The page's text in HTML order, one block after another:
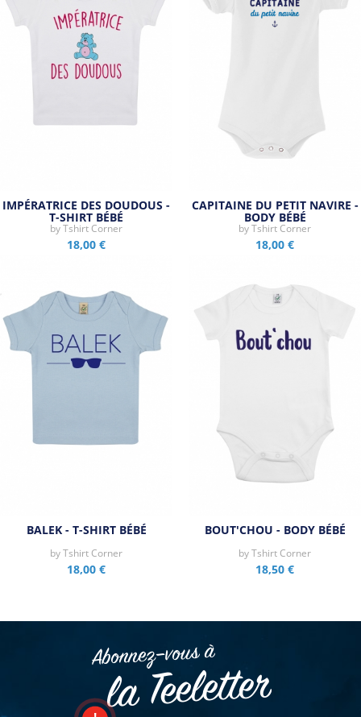
IMPÉRATRICE DES DOUDOUS -
T-SHIRT BÉBÉ
byTshirt Corner
18,00 €
CAPITAINE DU PETIT NAVIRE -
BODY BÉBÉ
byTshirt Corner
18,00 €
BALEK - T-SHIRT BÉBÉ
byTshirt Corner
18,00 €
BOUT'CHOU - BODY BÉBÉ
byTshirt Corner
18,50 €
Abonnez–vous à
la Teeletter